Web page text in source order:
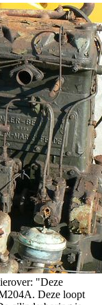
"Deze
Deze loopt